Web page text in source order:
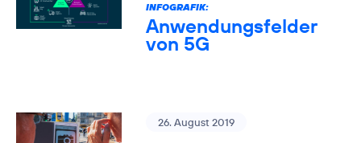
INFOGRAFIK:
Anwendungsfelder
von 5G
26. August 2019